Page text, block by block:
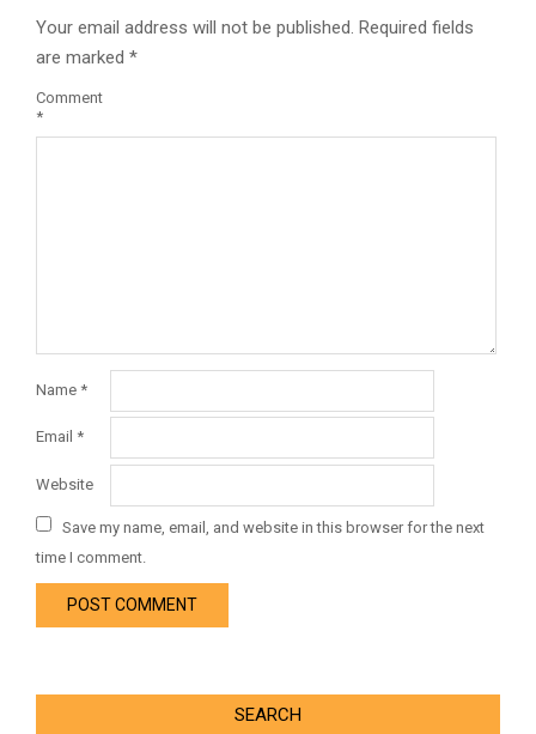
Your email address will not be published. Required fields
are marked *
Comment
*
Name *
Email *
Website
Save my name, email, and website in this browser for the next
time I comment.
SEARCH